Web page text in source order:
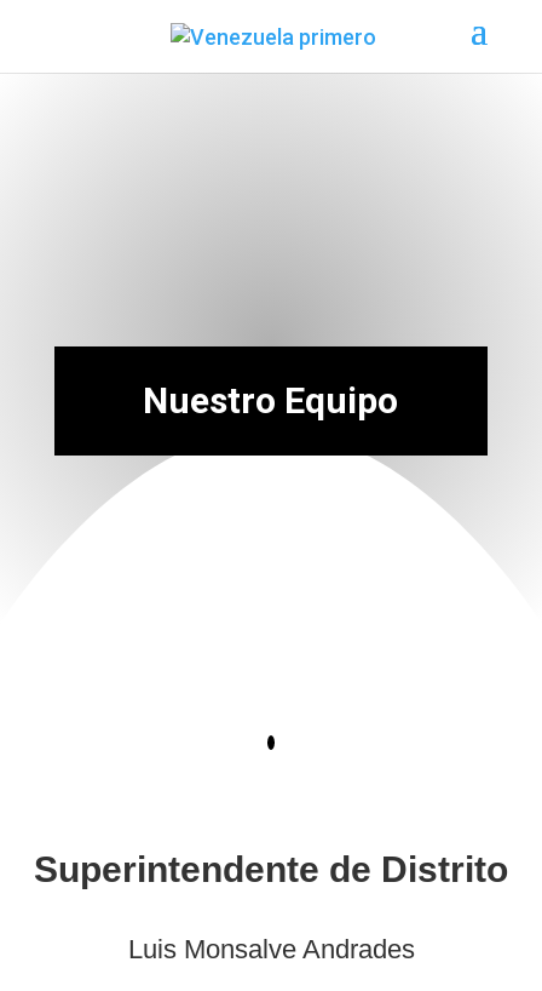
Nuestro Equipo
Superintendente de Distrito
Luis Monsalve Andrades